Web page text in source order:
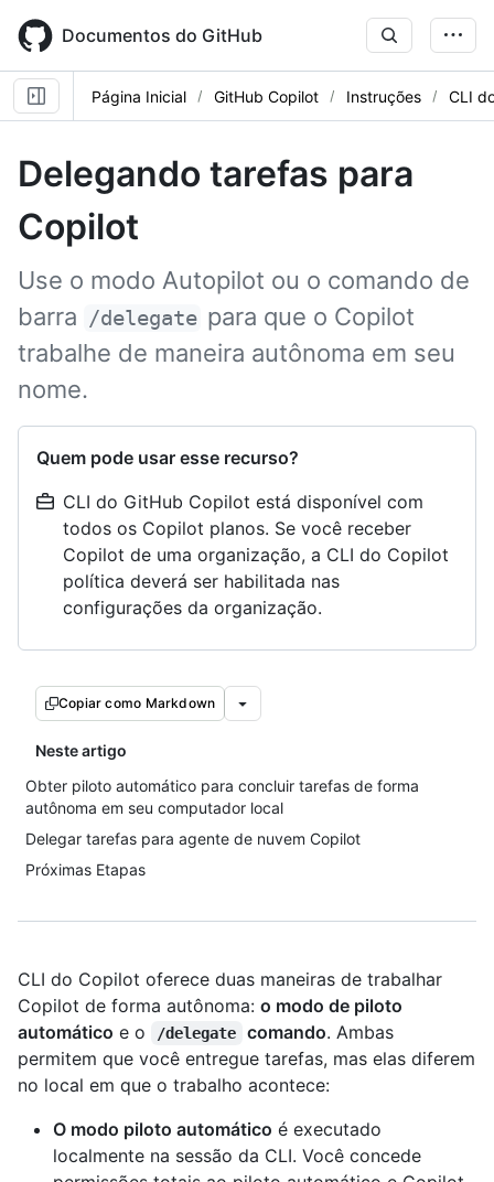
main
content
Documentos do GitHub
Página Inicial GitHub Copilot Instruções CLI
Delegando tarefas para
Copilot
Use o modo Autopilot ou o comando de
barra
/delegate para que o Copilot
trabalhe de maneira autônoma em seu
nome.
Quem pode usar esse recurso?
CLI do GitHub Copilot está disponível com
todos os Copilot planos. Se você receber
Copilot de uma organização, a CLI do Copilot
política deverá ser habilitada nas
configurações da organização.
Copiar como Markdown
Neste artigo
Obter piloto automático para concluir tarefas de forma
autônoma em seu computador local
Delegar tarefas para agente de nuvem Copilot
Próximas Etapas
CLI do Copilot oferece duas maneiras de trabalhar
Copilot de forma autônoma: o modo de piloto
automático e o /delegate comando. Ambas
permitem que você entregue tarefas, mas elas diferem
no local em que o trabalho acontece:
O modo piloto automático é executado
localmente na sessão da CLI. Você concede